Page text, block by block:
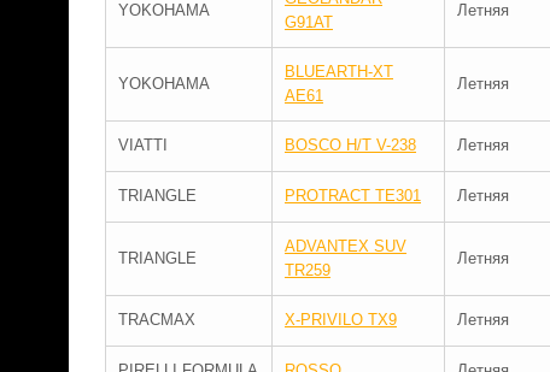
YOKOHAMA
G91AT
Летняя
YOKOHAMA
BLUEARTH-XT
AE61
Летняя
VIATTI BOSCO H/T V-238 Летняя
TRIANGLE PROTRACT TE301 Летняя
TRIANGLE
ADVANTEX SUV
TR259
Летняя
TRACMAX X-PRIVILO TX9 Летняя